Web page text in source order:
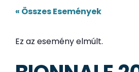
« Összes Események
Ez az esemény elmúlt.